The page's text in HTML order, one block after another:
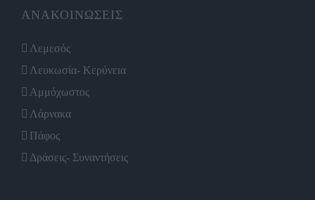
ΑΝΑΚΟΙΝΩΣΕΙΣ
Λεμεσός
Λευκωσία- Κερύνεια
Αμμόχωστος
Λάρνακα
Πάφος
Δράσεις- Συναντήσεις